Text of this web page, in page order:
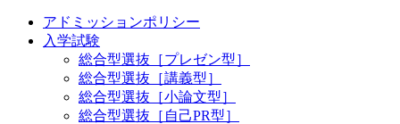
アドミッションポリシー
入学試験
総合型選抜［プレゼン型］
総合型選抜［講義型］
総合型選抜［小論文型］
総合型選抜［自己PR型］